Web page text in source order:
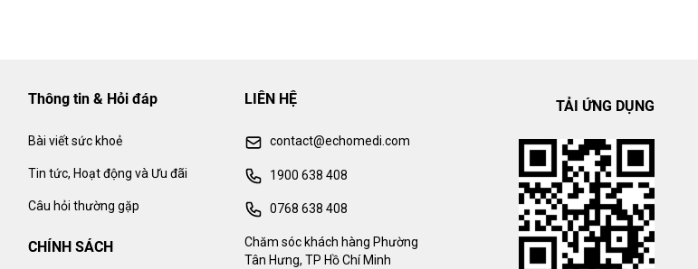
Thông tin & Hỏi đáp
Bài viết sức khoẻ
Tin tức, Hoạt động và Ưu đãi
Câu hỏi thường gặp
CHÍNH SÁCH
LIÊN HỆ
contact@echomedi.com
1900 638 408
0768 638 408
Chăm sóc khách hàng Phường
Tân Hưng, TP Hồ Chí Minh
TẢI ỨNG DỤNG